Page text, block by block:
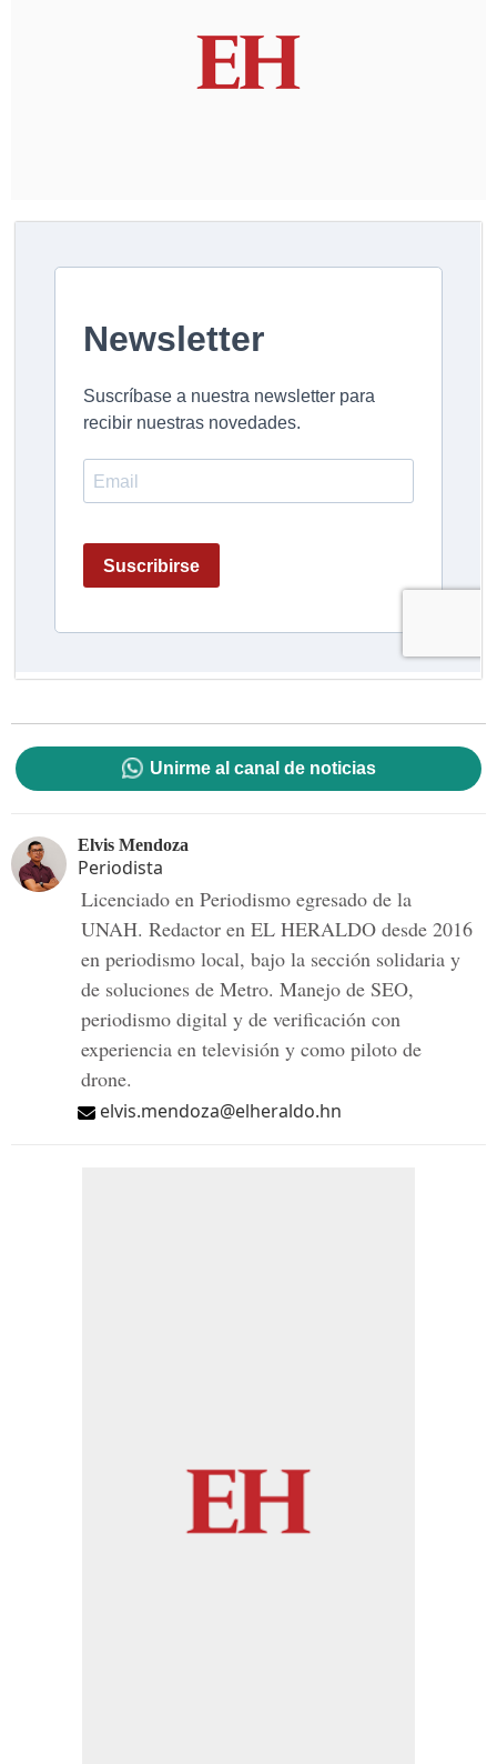
Unirme al canal de noticias
Elvis Mendoza
Periodista
Licenciado en Periodismo egresado de la
UNAH. Redactor en EL HERALDO desde 2016
en periodismo local, bajo la sección solidaria y
de soluciones de Metro. Manejo de SEO,
periodismo digital y de verificación con
experiencia en televisión y como piloto de
drone.
elvis.mendoza@elheraldo.hn